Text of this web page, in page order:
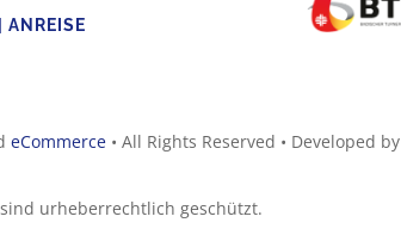
ANREISE
eCommerce• All Rights Reserved • Developed by
urheberrechtlich geschützt.